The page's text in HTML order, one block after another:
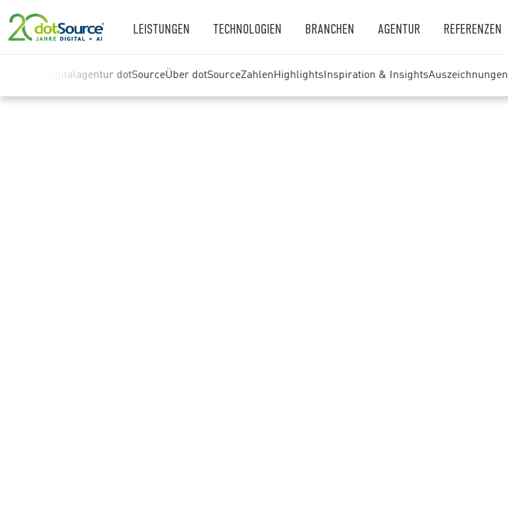
LEISTUNGEN TECHNOLOGIEN BRANCHEN AGENTUR REFERENZEN
Digitalagentur dotSourceÜber dotSourceZahlenHighlights Inspiration & InsightsAuszeichnungen